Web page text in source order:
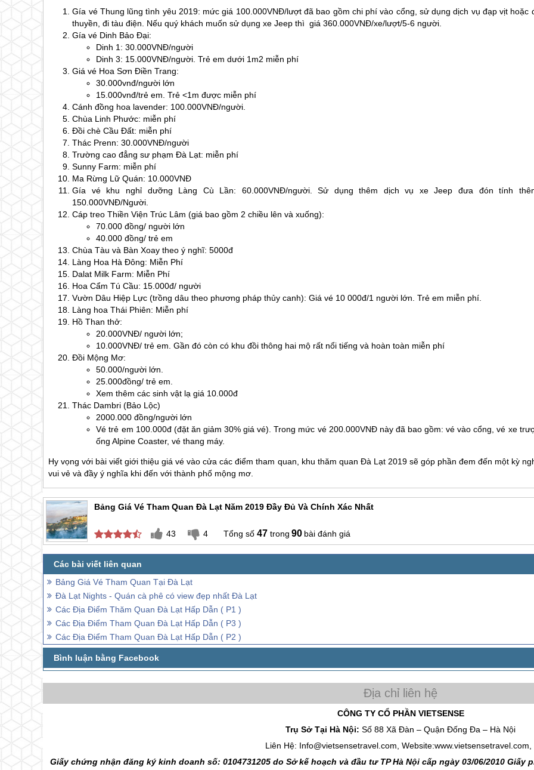
Gía vé Thung lũng tình yêu 2019: mức giá 100.000VNĐ/lượt đã bao gồm chi phí vào cổng, sử dụng dịch vụ đạp vịt hoặc
thuyền, đi tàu điện. Nếu quý khách muốn sử dụng xe Jeep thì giá 360.000VNĐ/xe/lượt/5-6 người.
Gía vé Dinh Bảo Đại:
Dinh 1: 30.000VNĐ/người
Dinh 3: 15.000VNĐ/người. Trẻ em dưới 1m2 miễn phí
Giá vé Hoa Sơn Điền Trang:
30.000vnđ/người lớn
15.000vnđ/trẻ em. Trẻ <1m được miễn phí
Cánh đồng hoa lavender: 100.000VNĐ/người.
Chùa Linh Phước: miễn phí
Đồi chè Cầu Đất: miễn phí
Thác Prenn: 30.000VNĐ/người
Trường cao đẳng sư phạmĐà Lạt: miễn phí
Sunny Farm: miễn phí
Ma Rừng Lữ Quán: 10.000VNĐ
Gía vé khu nghỉ dưỡng Làng Cù Lần: 60.000VNĐ/người. Sử dụng thêm dịch vụ xe Jeep đưa đón tính
150.000VNĐ/Người.
Cáp treo Thiền Viện Trúc Lâm (giá bao gồm 2 chiều lên và xuống):
70.000 đồng/ người lớn
40.000 đồng/ trẻ em
Chùa Tàu và Bàn Xoay theo ý nghĩ: 5000đ
Làng Hoa Hà Đông: Miễn Phí
Dalat Milk Farm: Miễn Phí
Hoa Cẩm Tú Cầu: 15.000đ/ người
Vườn Dâu Hiệp Lực (trồng dâu theo phương pháp thủy canh): Giá vé 10 000đ/1 người lớn. Trẻ em miễn phí.
Làng hoa Thái Phiên: Miễn phí
Hồ Than thở:
20.000VNĐ/ người lớn;
10.000VNĐ/ trẻ em. Gần đó còn có khu đồi thông hai mộ rất nổi tiếng và hoàn toàn miễn phí
Đồi Mộng Mơ:
50.000/người lớn.
25.000đồng/ trẻ em.
Xem thêm các sinh vật lạ giá 10.000đ
Thác Dambri (Bảo Lộc)
2000.000 đồng/người lớn
Vé trẻ em 100.000đ (đặt ăn giảm 30% giá vé). Trong mức vé 200.000VNĐ này đã bao gồm: vé vào cổng, vé xe
ống Alpine Coaster, vé thang máy.
Hy vọng với bài viết giới thiệu giá vé vào cửa các điểm tham quan, khu thăm quan Đà Lạt2019 sẽ góp phần đem đến một kỳ
vui vẻ và đầy ý nghĩa khi đến với thành phố mộng mơ.
Bảng Giá Vé Tham Quan Đà Lạt Năm 2019 Đầy Đủ Và Chính Xác Nhất
43 4 47 90 bài đánh giá
Bảng Giá Vé Tham Quan Tại Đà Lạt
Đà Lạt Nights - Quán cà phê có view đẹp nhất Đà Lạt
Các Địa Điểm Thăm Quan Đà Lạt Hấp Dẫn ( P1 )
Các Địa Điểm Tham Quan Đà Lạt Hấp Dẫn ( P3 )
Các Địa Điểm Tham Quan Đà Lạt Hấp Dẫn ( P2 )
CÔNG TY CỔ PHẦN VIETSENSE
Trụ Sở Tại Hà Nội: Số 88 Xã Đàn – Quận Đống Đa – Hà Nội
Liên Hệ: Info@vietsensetravel.com, Website:www.vietsensetravel.com,
Giấy chứng nhận đăng ký kinh doanh số: 0104731205 do Sở kế hoạch và đầu tư TP Hà Nội cấp ngày 03/06/2010 Giấy